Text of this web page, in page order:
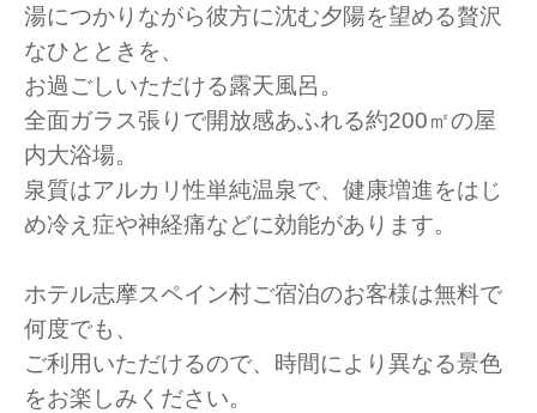
湯につかりながら彼方に沈む夕陽を望める贅沢
なひとときを、
お過ごしいただける露天風呂。
全面ガラス張りで開放感あふれる約200㎡の屋
内大浴場。
泉質はアルカリ性単純温泉で、健康増進をはじ
め冷え症や神経痛などに効能があります。
ホテル志摩スペイン村ご宿泊のお客様は無料で
何度でも、
ご利用いただけるので、時間により異なる景色
をお楽しみください。